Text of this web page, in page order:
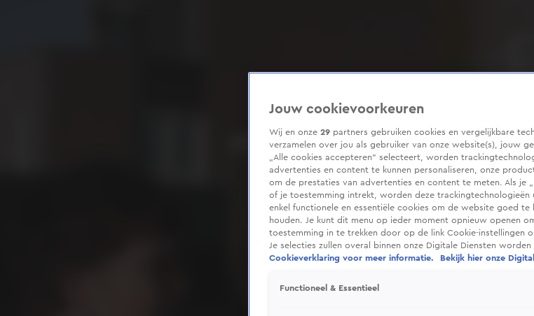
Jouw cookievoorkeuren
Wij en onze 29 partners gebruiken cookies en vergelijkbare
verzamelen over jou als gebruiker van onze website(s), jouw
„Alle cookies accepteren” selecteert, worden
advertenties en content te kunnen personaliseren, onze
om de prestaties van advertenties en content te meten. Als je
of je toestemming intrekt, worden deze trackingtechnologieën
enkel functionele en essentiële cookies om de website goed
houden. Je kunt dit menu op ieder moment opnieuw openen
toestemming in te trekken door op de link Cookie-instellingen
Je selecties zullen overal binnen onze Digitale Diensten
Cookieverklaring voor meer informatie.
Bekijk hier onze
Functioneel & Essentieel